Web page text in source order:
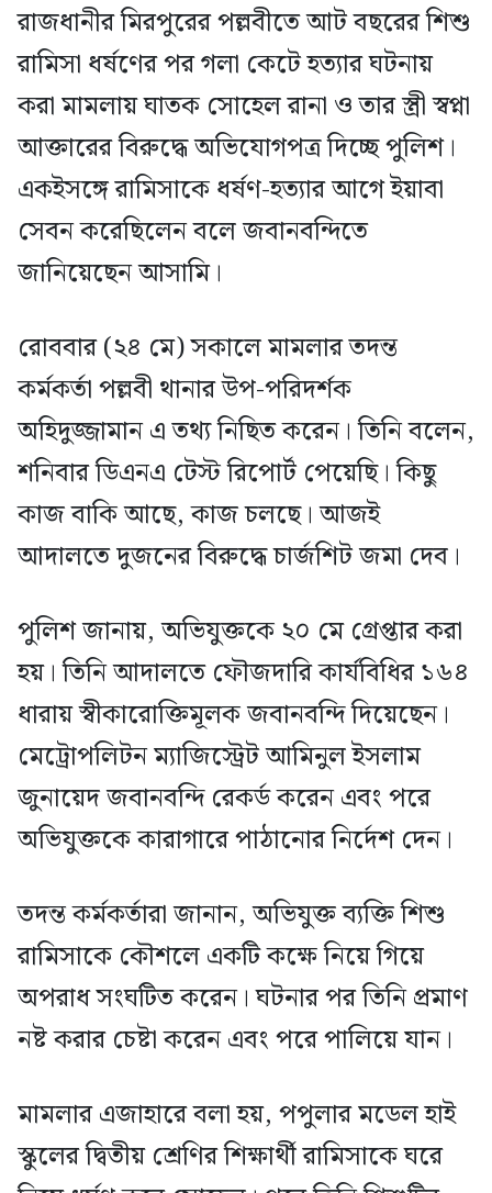
রাজধানীর মিরপুরের পল্লবীতে আট বছরের শিশু
রামিসা ধর্ষণের পর গলা কেটে হত্যার ঘটনায়
করা মামলায় ঘাতক সোহেল রানা ও তার স্ত্রী স্বপ্না
আক্তারের বিরুদ্ধে অভিযোগপত্র দিচ্ছে পুলিশ।
একইসঙ্গে রামিসাকে ধর্ষণ-হত্যার আগে ইয়াবা
সেবন করেছিলেন বলে জবানবন্দিতে
জানিয়েছেন আসামি।
রোববার (২৪ মে) সকালে মামলার তদন্ত
কর্মকর্তা পল্লবী থানার উপ-পরিদর্শক
অহিদুজ্জামান এ তথ্য নিছিত করেন। তিনি বলেন,
শনিবার ডিএনএ টেস্ট রিপোর্ট পেয়েছি। কিছু
কাজ বাকি আছে, কাজ চলছে। আজই
আদালতে দুজনের বিরুদ্ধে চার্জশিট জমা দেব।
পুলিশ জানায়, অভিযুক্তকে ২০ মে গ্রেপ্তার করা
হয়। তিনি আদালতে ফৌজদারি কার্যবিধির ১৬৪
ধারায় স্বীকারোক্তিমূলক জবানবন্দি দিয়েছেন।
মেট্রোপলিটন ম্যাজিস্ট্রেট আমিনুল ইসলাম
জুনায়েদ জবানবন্দি রেকর্ড করেন এবং পরে
অভিযুক্তকে কারাগারে পাঠানোর নির্দেশ দেন।
তদন্ত কর্মকর্তারা জানান, অভিযুক্ত ব্যক্তি শিশু
রামিসাকে কৌশলে একটি কক্ষে নিয়ে গিয়ে
অপরাধ সংঘটিত করেন। ঘটনার পর তিনি প্রমাণ
নষ্ট করার চেষ্টা করেন এবং পরে পালিয়ে যান।
মামলার এজাহারে বলা হয়, পপুলার মডেল হাই
স্কুলের দ্বিতীয় শ্রেণির শিক্ষার্থী রামিসাকে ঘরে